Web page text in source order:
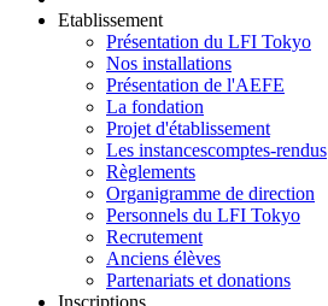
Etablissement
Présentation du LFI Tokyo
Nos installations
Présentation de l'AEFE
La fondation
Projet d'établissement
Les instancescomptes-rendus
Règlements
Organigramme de direction
Personnels du LFI Tokyo
Recrutement
Anciens élèves
Partenariats et donations
Inscriptions